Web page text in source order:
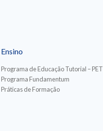
Ensino
Programa de Educação Tutorial – PET
Programa Fundamentum
Práticas de Formação